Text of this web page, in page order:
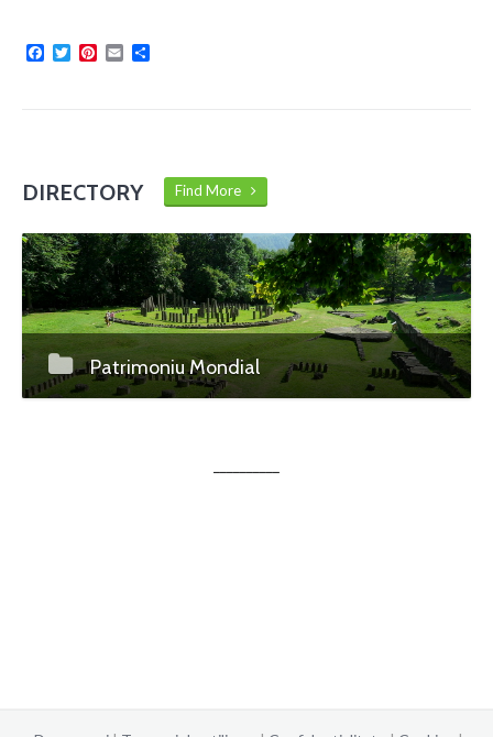
Facebook
TwitterPinterest
Email
DIRECTORY Find More
Patrimoniu Mondial